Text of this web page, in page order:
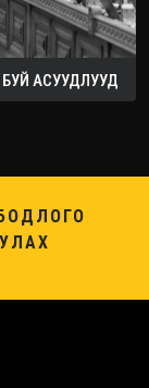
АСУУДЛУУД